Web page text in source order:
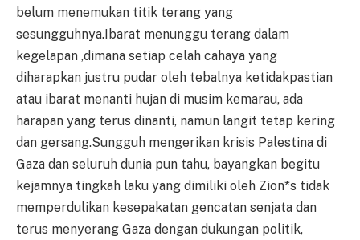
belum menemukan titik terang yang
sesungguhnya.Ibarat menunggu terang dalam
kegelapan ,dimana setiap celah cahaya yang
diharapkan justru pudar oleh tebalnya ketidakpastian
atau ibarat menanti hujan di musim kemarau, ada
harapan yang terus dinanti, namun langit tetap kering
dan gersang.Sungguh mengerikan krisis Palestina di
Gaza dan seluruh dunia pun tahu, bayangkan begitu
kejamnya tingkah laku yang dimiliki oleh Zion*s tidak
memperdulikan kesepakatan gencatan senjata dan
terus menyerang Gaza dengan dukungan politik,